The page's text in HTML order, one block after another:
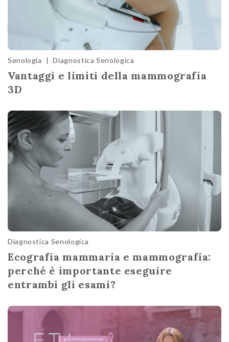
Senologia | Diagnostica Senologica
Vantaggi e limiti della mammografia
3D
Diagnostica Senologica
Ecografia mammaria e mammografia:
perché è importante eseguire
entrambi gli esami?